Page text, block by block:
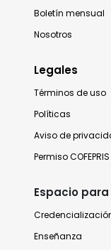
Boletín mensual
Nosotros
Legales
Términos de uso
Políticas
Aviso de
Permiso COFEPRIS
Espacio
Enseñanza